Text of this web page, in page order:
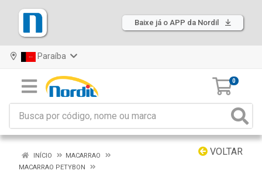
Baixe já o APP da Nordil
Paraíba
0
VOLTAR
INÍCIO
MACARRAO
MACARRAO PETYBON